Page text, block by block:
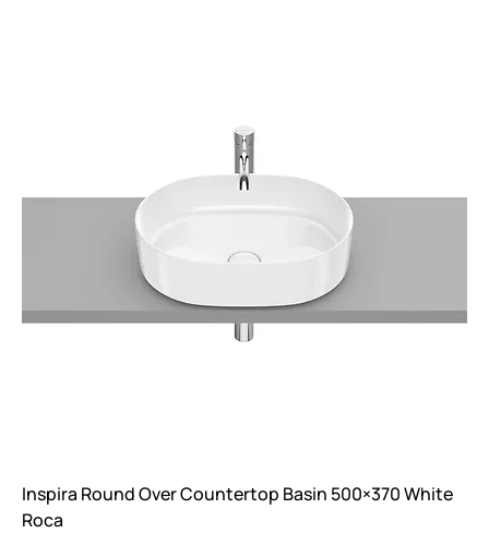
Inspira Round Over Countertop Basin 500×370 White
Roca